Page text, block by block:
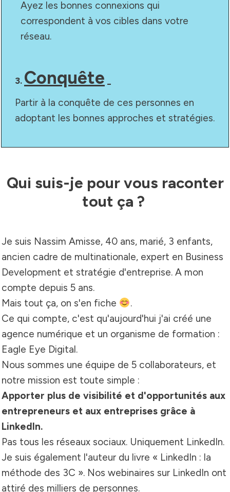
Ayez les bonnes connexions qui
correspondent à vos cibles dans votre
réseau.
3. Conquête _
Partir à la conquête de ces personnes en
adoptant les bonnes approches et stratégies.
Qui suis-je pour vous raconter
tout ça ?
Je suis Nassim Amisse, 40 ans, marié, 3 enfants,
ancien cadre de multinationale, expert en Business
Development et stratégie d'entreprise. A mon
compte depuis 5 ans.
Mais tout ça, on s'en fiche
.
Ce qui compte, c'est qu'aujourd'hui j'ai créé une
agence numérique et un organisme de formation :
Eagle Eye Digital.
Nous sommes une équipe de 5 collaborateurs, et
notre mission est toute simple :
Apporter plus de visibilité et d'opportunités aux
entrepreneurs et aux entreprises grâce à
LinkedIn.
Pas tous les réseaux sociaux. Uniquement LinkedIn.
Je suis également l'auteur du livre « LinkedIn : la
méthode des 3C ». Nos webinaires sur LinkedIn ont
attiré des milliers de personnes.